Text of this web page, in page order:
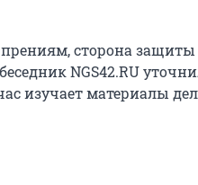
сторона
NGS42.RU
изучает материалы